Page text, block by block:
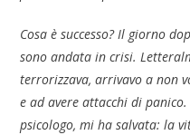
Cosa è successo? Il giorno
sono andata in crisi.
terrorizzava, arrivavo a non
e ad avere attacchi di
psicologo, mi ha salvata: la